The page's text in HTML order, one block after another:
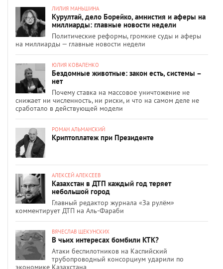
ЛИЛИЯ МАНЬШИНА
Курултай, дело Борейко, амнистия и аферы на
миллиарды: главные новости недели
Политические реформы, громкие суды и аферы
на миллиарды — главные новости недели
ЮЛИЯ КОВАЛЕНКО
Бездомные животные: закон есть, системы –
нет
Почему ставка на массовое уничтожение не
снижает ни численность, ни риски, и что на самом деле не
сработало в действующей модели
РОМАН АЛЬМАНСКИЙ
Криптоплатеж при Президенте
АЛЕКСЕЙ АЛЕКСЕЕВ
Казахстан в ДТП каждый год теряет
небольшой город
Главный редактор журнала «За рулём»
комментирует ДТП на Аль-Фараби
ВЯЧЕСЛАВ ЩЕКУНСКИХ
В чьих интересах бомбили КТК?
Атаки беспилотников на Каспийский
трубопроводный консорциум ударили по
экономике Казахстана